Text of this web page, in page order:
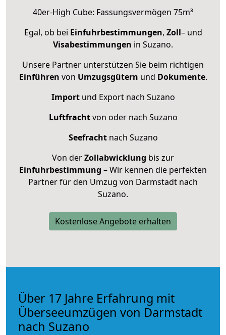
40er-High Cube: Fassungsvermögen 75m³
Egal, ob bei Einfuhrbestimmungen, Zoll– und
Visabestimmungen in Suzano.
Unsere Partner unterstützen Sie beim richtigen
Einführen von Umzugsgütern und Dokumente.
Importund Export nach Suzano
Luftfrachtvon oder nach Suzano
Seefrachtnach Suzano
Von derZollabwicklung bis zur
Einfuhrbestimmung – Wir kennen die perfekten
Partner für den Umzug von Darmstadt nach
Suzano.
Kostenlose Angebote erhalten
Über 17 Jahre Erfahrung mit
Überseeumzügen von Darmstadt
nach Suzano